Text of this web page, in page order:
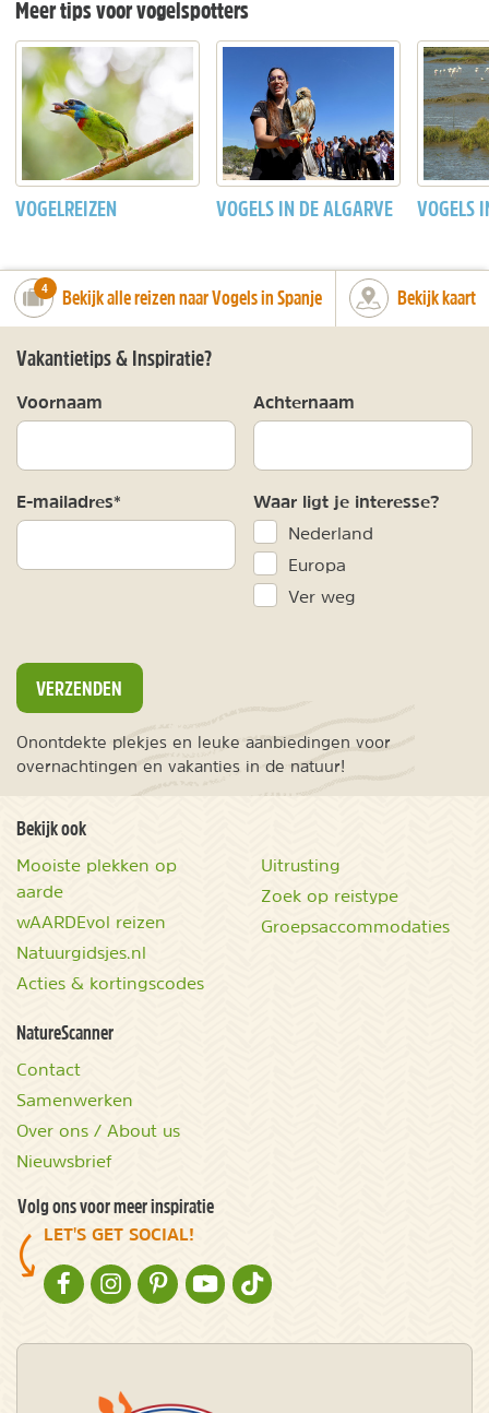
Meer tips voor vogelspotters
VOGELREIZEN VOGELS IN DE ALGARVE VOGELS
number_of_trips:
4 Bekijk alle reizen naar Vogels in Spanje Bekijk kaart
Vakantietips & Inspiratie?
Voornaam Achternaam
E-mailadres* Waar ligt je interesse?
Nederland
Europa
Ver weg
VERZENDEN
Onontdekte plekjes en leuke aanbiedingen voor
overnachtingen en vakanties in de natuur!
Bekijk ook
Mooiste plekken op
aarde
wAARDEvol reizen
Natuurgidsjes.nl
Acties & kortingscodes
Uitrusting
Zoek op reistype
Groepsaccommodaties
NatureScanner
Contact
Samenwerken
Over ons / About us
Nieuwsbrief
Volg ons voor meer inspiratie
LET'S GET SOCIAL!
NATURESCANNER OP FACEBOOK
NATURESCANNER OP INSTAGRAM
NATURESCANNER OP PINTEREST
NATURESCANNER OP YOUTUBE
NATURESCANNER OP TIKTOK